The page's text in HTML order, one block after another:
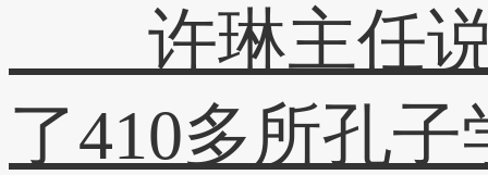
许琳主任说
了410多所孔